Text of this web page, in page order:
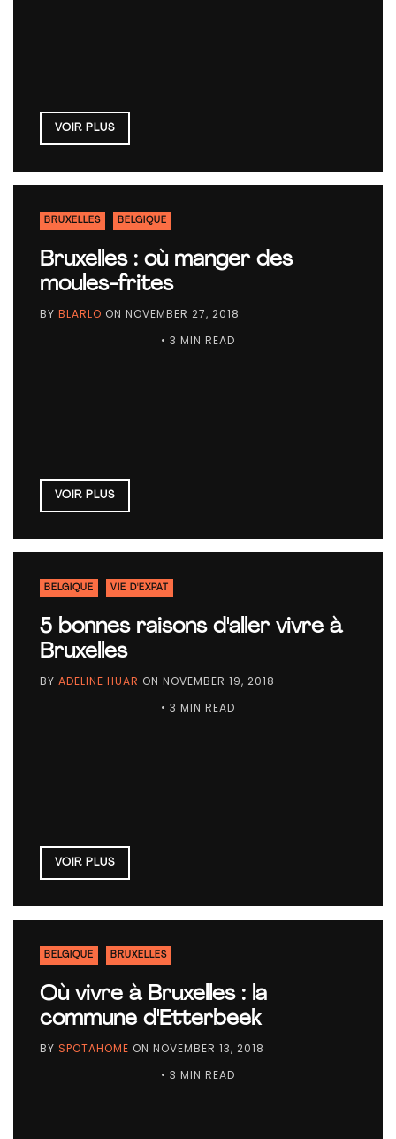
VOIR PLUS
BRUXELLES BELGIQUE
Bruxelles : où manger des
moules-frites
BY BLARLO ON NOVEMBER 27, 2018
• 3 MIN READ
VOIR PLUS
BELGIQUE VIE D'EXPAT
5 bonnes raisons d'aller vivre à
Bruxelles
BY ADELINE HUAR ON NOVEMBER 19, 2018
• 3 MIN READ
VOIR PLUS
BELGIQUE BRUXELLES
Où vivre à Bruxelles : la
commune d'Etterbeek
BY SPOTAHOME ON NOVEMBER 13, 2018
• 3 MIN READ